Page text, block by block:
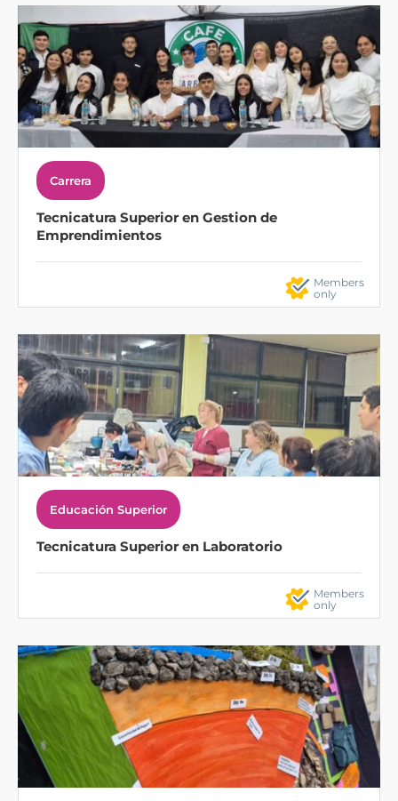
Carrera
Tecnicatura Superior en Gestion de
Emprendimientos
Members
only
Educación Superior
Tecnicatura Superior en Laboratorio
Members
only